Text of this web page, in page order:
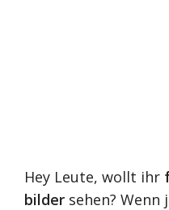
Hey Leute, wollt ihr
bilder sehen?